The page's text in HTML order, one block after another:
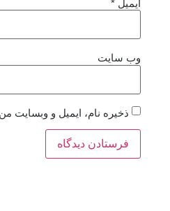
ایمیل *
وب‌ سایت
ذخیره نام، ایمیل و وبسایت